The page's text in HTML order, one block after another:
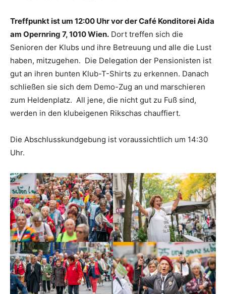
Treffpunkt ist um 12:00 Uhr vor der Café Konditorei Aida
am Opernring 7, 1010 Wien. Dort treffen sich die
Senioren der Klubs und ihre Betreuung und alle die Lust
haben, mitzugehen. Die Delegation der Pensionisten ist
gut an ihren bunten Klub-T-Shirts zu erkennen. Danach
schließen sie sich dem Demo-Zug an und marschieren
zum Heldenplatz. All jene, die nicht gut zu Fuß sind,
werden in den klubeigenen Rikschas chauffiert.
Die Abschlusskundgebung ist voraussichtlich um 14:30
Uhr.